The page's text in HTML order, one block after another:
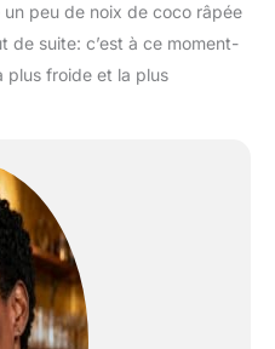
peu de noix de coco râpée
de suite: c’est à ce moment-
plus froide et la plus